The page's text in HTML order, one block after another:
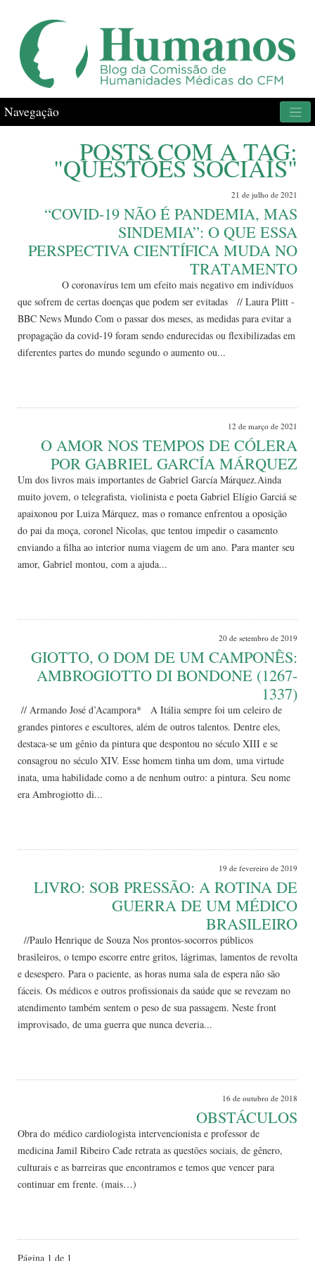
Navegação
POSTS COM A TAG:
"QUESTÕES SOCIAIS"
21 de julho de 2021
“COVID-19 NÃO É PANDEMIA, MAS
SINDEMIA”: O QUE ESSA
PERSPECTIVA CIENTÍFICA MUDA NO
TRATAMENTO
O coronavírus tem um efeito mais negativo em indivíduos
que sofrem de certas doenças que podem ser evitadas // Laura Plitt -
BBC News Mundo Com o passar dos meses, as medidas para evitar a
propagação da covid-19 foram sendo endurecidas ou flexibilizadas em
diferentes partes do mundo segundo o aumento ou...
12 de março de 2021
O AMOR NOS TEMPOS DE CÓLERA
POR GABRIEL GARCÍA MÁRQUEZ
Um dos livros mais importantes de Gabriel García Márquez.Ainda
muito jovem, o telegrafista, violinista e poeta Gabriel Elígio Garciá se
apaixonou por Luiza Márquez, mas o romance enfrentou a oposição
do pai da moça, coronel Nicolas, que tentou impedir o casamento
enviando a filha ao interior numa viagem de um ano. Para manter seu
amor, Gabriel montou, com a ajuda...
20 de setembro de 2019
GIOTTO, O DOM DE UM CAMPONÊS:
AMBROGIOTTO DI BONDONE (1267-
1337)
// Armando José d’Acampora* A Itália sempre foi um celeiro de
grandes pintores e escultores, além de outros talentos. Dentre eles,
destaca-se um gênio da pintura que despontou no século XIII e se
consagrou no século XIV. Esse homem tinha um dom, uma virtude
inata, uma habilidade como a de nenhum outro: a pintura. Seu nome
era Ambrogiotto di...
19 de fevereiro de 2019
LIVRO: SOB PRESSÃO: A ROTINA DE
GUERRA DE UM MÉDICO
BRASILEIRO
//Paulo Henrique de Souza Nos prontos-socorros públicos
brasileiros, o tempo escorre entre gritos, lágrimas, lamentos de revolta
e desespero. Para o paciente, as horas numa sala de espera não são
fáceis. Os médicos e outros profissionais da saúde que se revezam no
atendimento também sentem o peso de sua passagem. Neste front
improvisado, de uma guerra que nunca deveria...
16 de outubro de 2018
OBSTÁCULOS
Obra do médico cardiologista intervencionista e professor de
medicina Jamil Ribeiro Cade retrata as questões sociais, de gênero,
culturais e as barreiras que encontramos e temos que vencer para
continuar em frente. (mais…)
Página 1 de 1